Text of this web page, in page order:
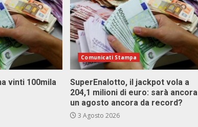
vinti 100mila
Comunicati Stampa
SuperEnalotto, il jackpot vola a
204,1 milioni di euro: sarà ancora
un agosto ancora da record?
3 Agosto 2026